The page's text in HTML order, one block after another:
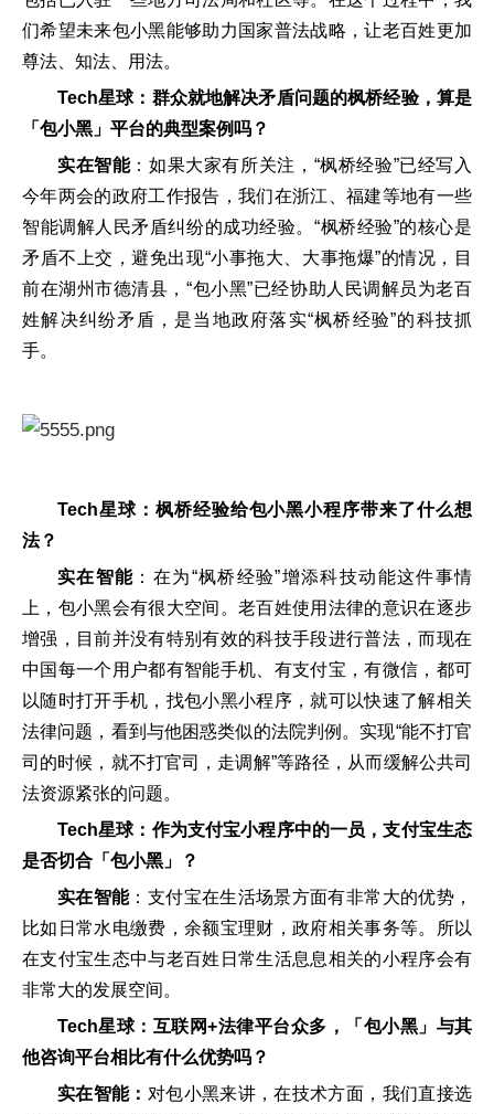
们希望未来包小黑能够助力国家普法战略，让老百姓更加
尊法、知法、用法。
Tech星球：群众就地解决矛盾问题的枫桥经验，算是
「包小黑」平台的典型案例吗？
实在智能：如果大家有所关注，“枫桥经验”已经写入
今年两会的政府工作报告，我们在浙江、福建等地有一些
智能调解人民矛盾纠纷的成功经验。“枫桥经验”的核心是
矛盾不上交，避免出现“小事拖大、大事拖爆”的情况，目
前在湖州市德清县，“包小黑”已经协助人民调解员为老百
姓解决纠纷矛盾，是当地政府落实“枫桥经验”的科技抓
手。
Tech星球：枫桥经验给包小黑小程序带来了什么想
法？
实在智能 ：在为“枫桥经验”增添科技动能这件事情
上，包小黑会有很大空间。老百姓使用法律的意识在逐步
增强，目前并没有特别有效的科技手段进行普法，而现在
中国每一个用户都有智能手机、有支付宝，有微信，都可
以随时打开手机，找包小黑小程序，就可以快速了解相关
法律问题，看到与他困惑类似的法院判例。实现“能不打官
司的时候，就不打官司，走调解”等路径，从而缓解公共司
法资源紧张的问题。
Tech星球：作为支付宝小程序中的一员，支付宝生态
是否切合「包小黑」？
实在智能：支付宝在生活场景方面有非常大的优势，
比如日常水电缴费，余额宝理财，政府相关事务等。所以
在支付宝生态中与老百姓日常生活息息相关的小程序会有
非常大的发展空间。
Tech星球：互联网+法律平台众多，「包小黑」与其
他咨询平台相比有什么优势吗？
实在智能： 对包小黑来讲，在技术方面，我们直接选